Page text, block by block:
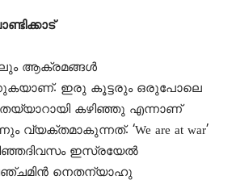
ആക്രമങ്ങള്‍
ഇരു കൂട്ടരും ഒരുപോലെ
തയ്യാറായി കഴിഞ്ഞു എന്നാണ്
വ്യക്തമാകുന്നത്. ‘We are at war’
ഇസ്രയേല്‍
നെതന്യാഹു